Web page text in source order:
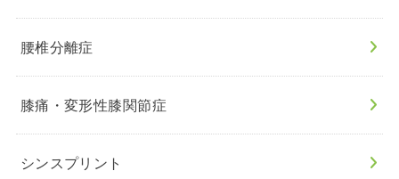
腰椎分離症
膝痛・変形性膝関節症
シンスプリント